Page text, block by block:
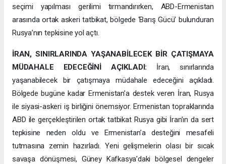
seçimi yapılması gerilimi tırmandırırken, ABD-Ermenistan
arasında ortak askeri tatbikat, bölgede ‘Barış Gücü’ bulunduran
Rusya’nın tepkisine yol açtı.
İRAN, SINIRLARINDA YAŞANABİLECEK BİR ÇATIŞMAYA
MÜDAHALE EDECEĞİNİ AÇIKLADI: İran, sınırlarında
yaşanabilecek bir çatışmaya müdahale edeceğini açıkladı.
Bölgede bugüne kadar Ermenistan’a destek veren İran, Rusya
ile siyasi-askeri iş birliğini önemsiyor. Ermenistan topraklarında
ABD ile gerçekleştirilen ortak tatbikat Rusya gibi İran’ın da sert
tepkisine neden oldu ve Ermenistan’a desteğini mesafeli
tutmasına zemin hazırladı. Yeni gelişmelerin olası bir sıcak
savaşa dönüşmesi, Güney Kafkasya’daki bölgesel dengeler